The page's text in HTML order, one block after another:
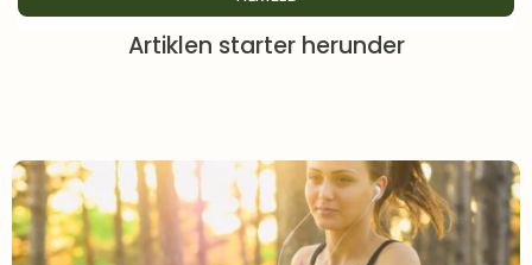
Artiklen starter herunder